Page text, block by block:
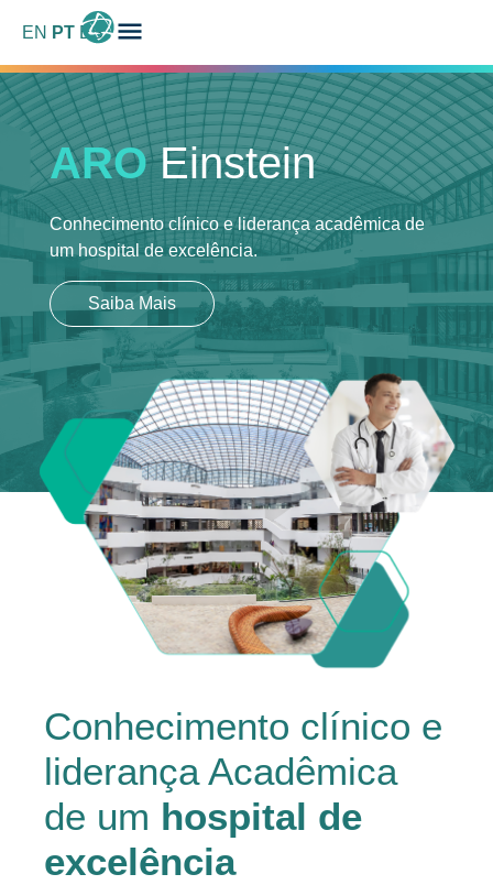
EN PT ES
ARO Einstein
Conhecimento clínico e liderança acadêmica de
um hospital de excelência.
Saiba Mais
Conhecimento clínico e
liderança Acadêmica
de um hospital de
excelência